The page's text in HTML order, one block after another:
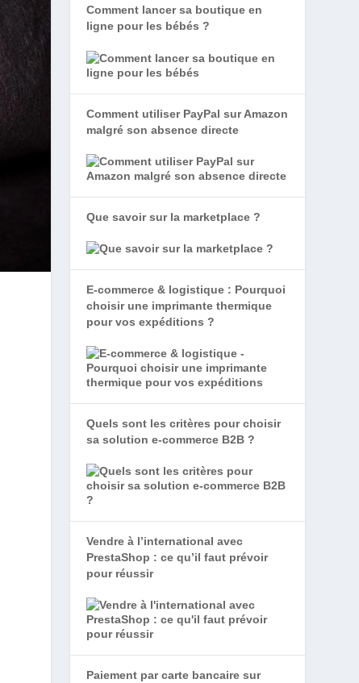
Comment lancer sa boutique en
ligne pour les bébés ?
Comment utiliser PayPal sur Amazon
malgré son absence directe
Que savoir sur la marketplace ?
E-commerce & logistique : Pourquoi
choisir une imprimante thermique
pour vos expéditions ?
Quels sont les critères pour choisir
sa solution e-commerce B2B ?
Vendre à l’international avec
PrestaShop : ce qu’il faut prévoir
pour réussir
Paiement par carte bancaire sur